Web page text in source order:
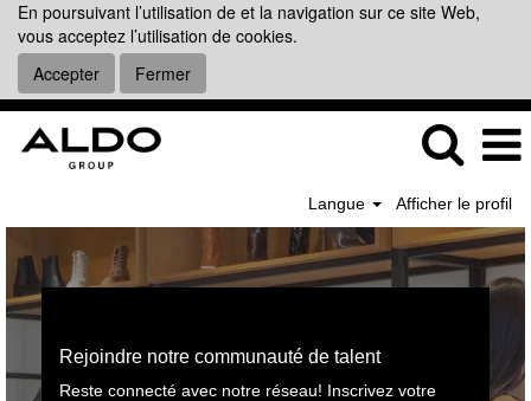
En poursuivant l’utilisation de et la navigation sur ce site Web,
vous acceptez l’utilisation de cookies.
Accepter
Fermer
Langue Afficher le profil
Rejoindre notre communauté de talent
Reste connecté avec notre réseau! Inscrivez votre